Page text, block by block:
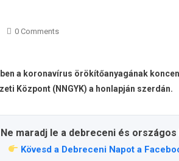
0 Comments
a koronavírus örökítőanyagának
Központ (NNGYK) a honlapján szerdán.
Ne maradj le a debreceni és
Kövesd a Debreceni Napot a